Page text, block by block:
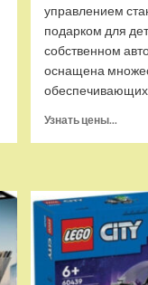
управлением
подарком для
собственном
оснащена
Узнать цены...
F888FF